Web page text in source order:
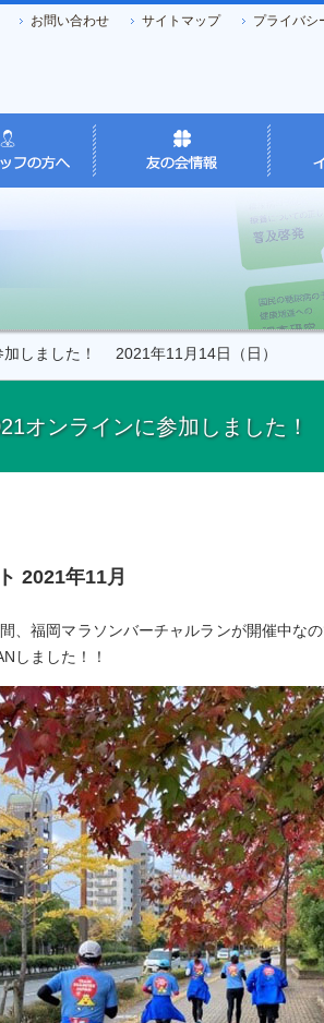
お問い合わせ サイトマップ プライバシ
しました！ 2021年11月14日（日）
オンラインに参加しました
2021年11月
、福岡マラソンバーチャルランが開催中な
しました！！